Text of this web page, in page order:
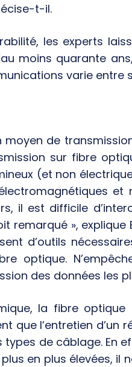
t-il.
les experts
moins quarante
varie entre
moyen de
sur fibre
(et non
et
il est difficile
remarqué »,
d’outils
optique.
des données les
la fibre optique
que l’entretien d’un
types de câblage. En
en plus élevées, il